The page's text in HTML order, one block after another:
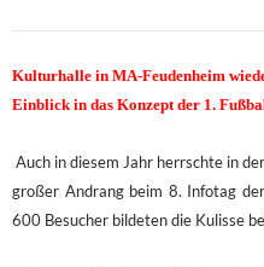
Kulturhalle in MA-Feudenheim
Einblick in das Konzept der 1.
Auch in diesem Jahr herrschte in
großer Andrang beim 8. Infotag
600 Besucher bildeten die Kulisse